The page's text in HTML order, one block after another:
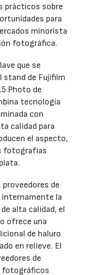
prácticos sobre
para
minorista
fotográfica.
que se
stand de Fujifilm
Photo de
tecnología
con
calidad para
el aspecto,
fotografías
proveedores de
internamente la
alta calidad, el
ofrece una
de haluro
en relieve. El
de
fotográficos